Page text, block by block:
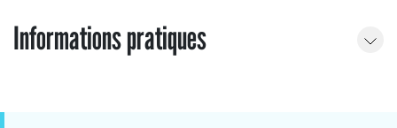
Informations pratiques